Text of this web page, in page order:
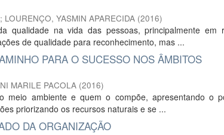
; LOURENÇO, YASMIN APARECIDA (2016)
qualidade na vida das pessoas, principalmente em
de qualidade para reconhecimento, mas ...
PARA O SUCESSO NOS ÂMBITOS
MARILE PACOLA (2016)
meio ambiente e quem o compõe, apresentando o
priorizando os recursos naturais e se ...
DA ORGANIZAÇÃO